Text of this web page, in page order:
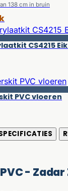
138 cm in bruin
CS4215
PVC vloeren
- Zadar